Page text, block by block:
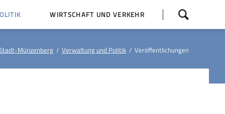
überspringen
WIRTSCHAFT UND VERKEHR
Münzenberg Verwaltung und Politik Veröffentlichungen